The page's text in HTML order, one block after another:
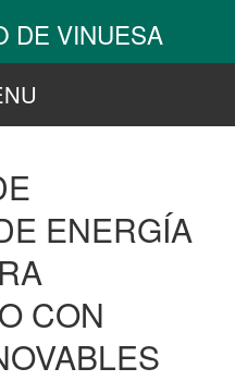
DE VINUESA
ENERGÍA
CON